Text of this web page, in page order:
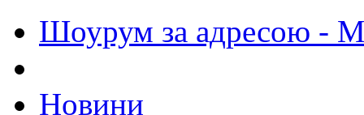
Шоурум за адресою - М.
Новини